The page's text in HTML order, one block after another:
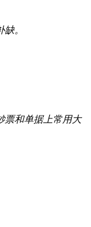
。
票和单据上常用大